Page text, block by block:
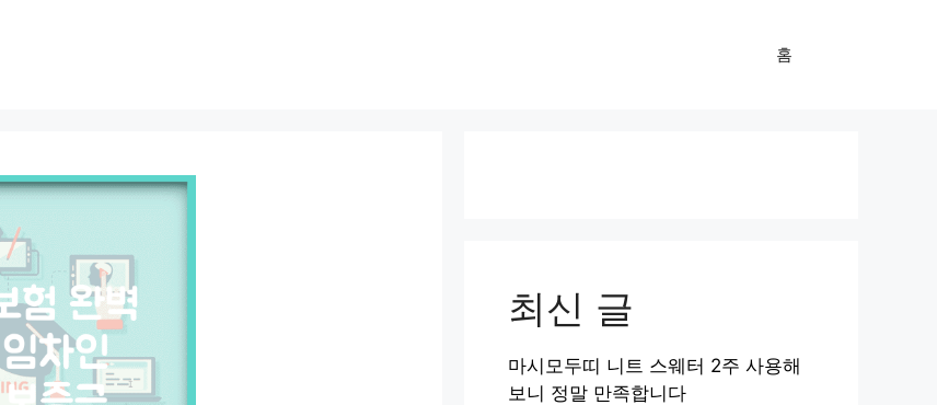
홈
최신 글
마시모두띠 니트 스웨터 2주 사용해
보니 정말 만족합니다